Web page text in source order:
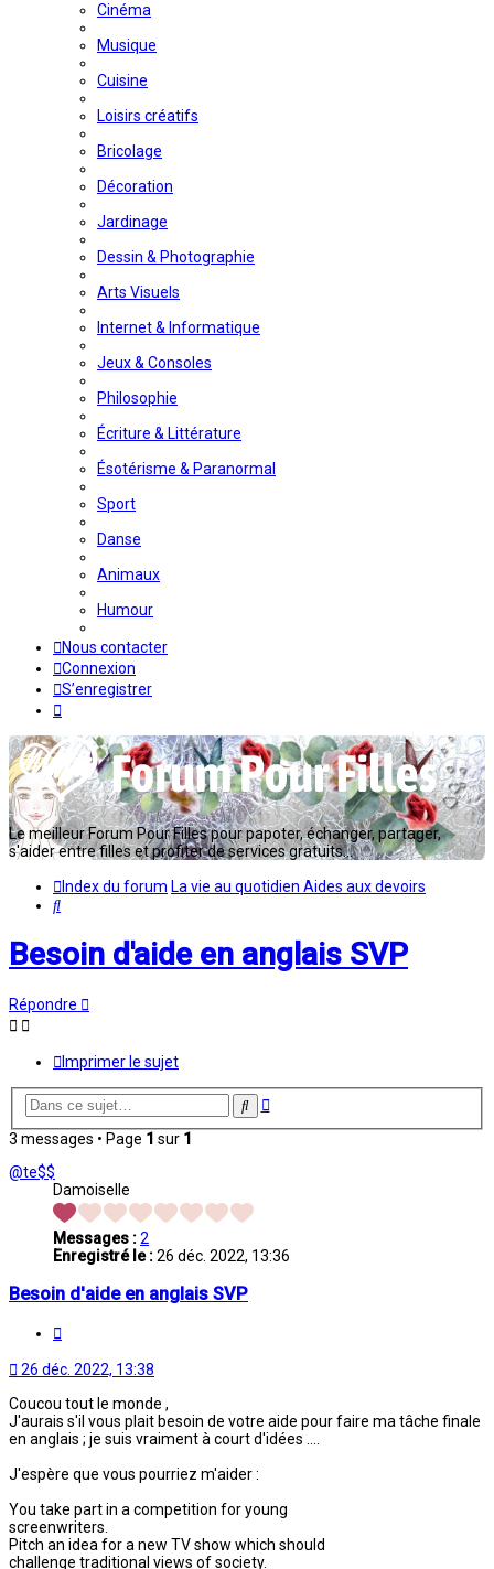
Cinéma
Musique
Cuisine
Loisirs créatifs
Bricolage
Décoration
Jardinage
Dessin & Photographie
Arts Visuels
Internet & Informatique
Jeux & Consoles
Philosophie
Écriture & Littérature
Ésotérisme & Paranormal
Sport
Danse
Animaux
Humour
Nous contacter
Connexion
S’enregistrer
Le meilleur Forum Pour Filles pour papoter, échanger, partager,
s'aider entre filles et profiter de services gratuits...
Index du forum La vie au quotidien Aides aux devoirs
Rechercher
Besoin d'aide en anglais SVP
Répondre
Imprimer le sujet
Rechercher
Recherche
3 messages • Page 1 sur 1
@te$$
Damoiselle
Messages :2
Enregistré le :26 déc. 2022, 13:36
Besoin d'aide en anglais SVP
26 déc. 2022, 13:38
Coucou tout le monde ,
J'aurais s'il vous plait besoin de votre aide pour faire ma tâche finale
en anglais ; je suis vraiment à court d'idées ....
J'espère que vous pourriez m'aider :
You take part in a competition for young
screenwriters.
Pitch an idea for a new TV show which should
challenge traditional views of society.